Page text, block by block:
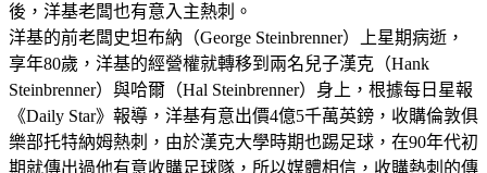
後，洋基老闆也有意入主熱刺。
洋基的前老闆史坦布納（George Steinbrenner）上星期病逝，
享年80歲，洋基的經營權就轉移到兩名兒子漢克（Hank
Steinbrenner）與哈爾（Hal Steinbrenner）身上，根據每日星報
《Daily Star》報導，洋基有意出價4億5千萬英鎊，收購倫敦俱
樂部托特納姆熱刺，由於漢克大學時期也踢足球，在90年代初
期就傳出過他有意收購足球隊，所以媒體相信，收購熱刺的傳